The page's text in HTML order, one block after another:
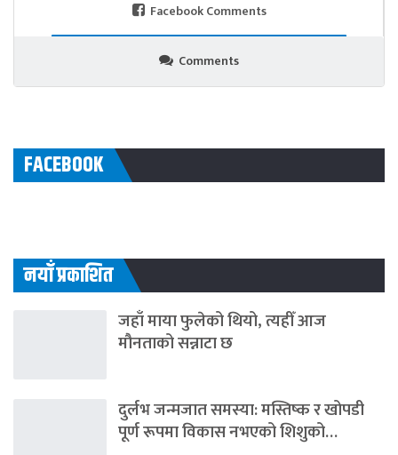
Facebook Comments
Comments
FACEBOOK
नयाँ प्रकाशित
जहाँ माया फुलेको थियो, त्यहीँ आज
मौनताको सन्नाटा छ
दुर्लभ जन्मजात समस्या: मस्तिष्क र खोपडी
पूर्ण रूपमा विकास नभएको शिशुको…